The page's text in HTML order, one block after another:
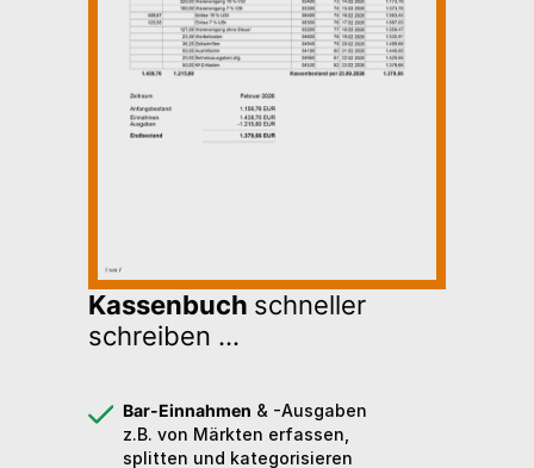
Kassenbuch schneller
schreiben ...
Bar-Einnahmen & -Ausgaben
z.B. von Märkten erfassen,
splitten und kategorisieren